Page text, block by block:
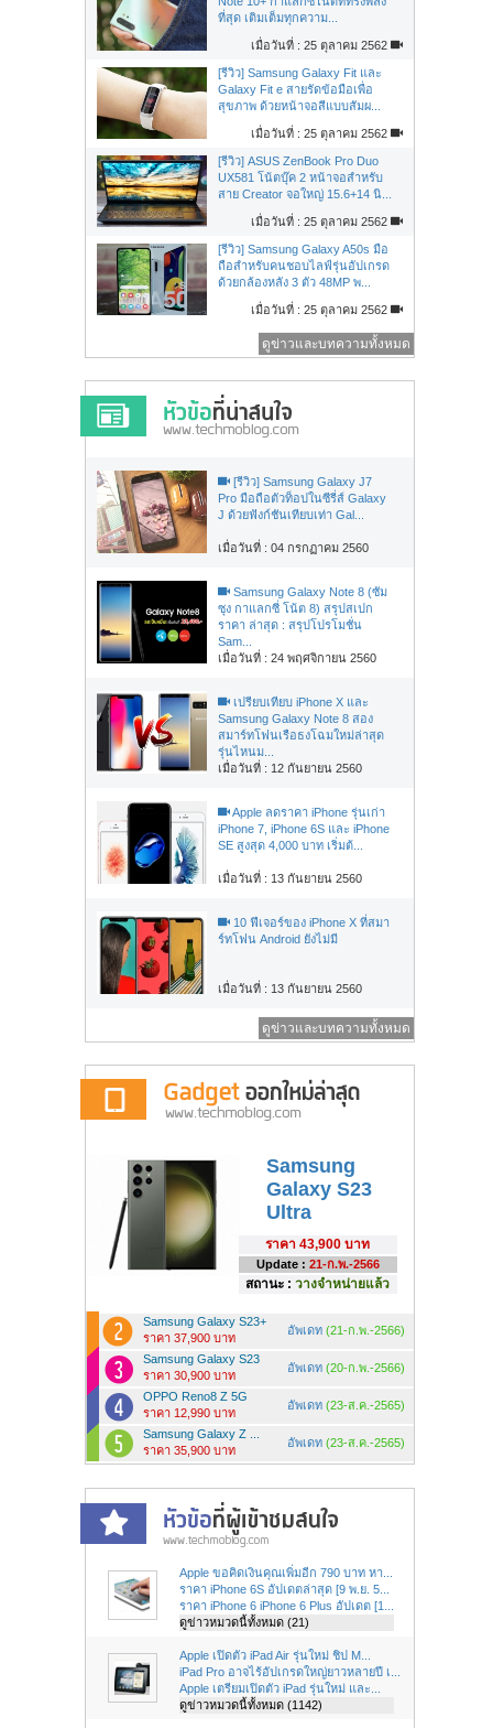
ที่สุด เติมเต็มทุกความ...
เมื่อวันที่ : 25 ตุลาคม 2562
[รีวิว] Samsung Galaxy Fit และ
Galaxy Fit e สายรัดข้อมือเพื่อ
สุขภาพ ด้วยหน้าจอสีแบบสัมผ...
เมื่อวันที่ : 25 ตุลาคม 2562
[รีวิว] ASUS ZenBook Pro Duo
UX581 โน้ตบุ๊ค 2 หน้าจอสำหรับ
สาย Creator จอใหญ่ 15.6+14 นิ...
เมื่อวันที่ : 25 ตุลาคม 2562
[รีวิว] Samsung Galaxy A50s มือ
ถือสำหรับคนชอบไลฟ์รุ่นอัปเกรด
ด้วยกล้องหลัง 3 ตัว 48MP พ...
เมื่อวันที่ : 25 ตุลาคม 2562
ดูข่าวและบทความทั้งหมด
[รีวิว] Samsung Galaxy J7
Pro มือถือตัวท็อปในซีรี่ส์ Galaxy
J ด้วยฟังก์ชันเทียบเท่า Gal...
เมื่อวันที่ : 04 กรกฏาคม 2560
Samsung Galaxy Note 8 (ซัม
ซุง กาแลกซี่ โน้ต 8) สรุปสเปก
ราคา ล่าสุด : สรุปโปรโมชั่น
Sam...
เมื่อวันที่ : 24 พฤศจิกายน 2560
เปรียบเทียบ iPhone X และ
Samsung Galaxy Note 8 สอง
สมาร์ทโฟนเรือธงโฉมใหม่ล่าสุด
รุ่นไหนม...
เมื่อวันที่ : 12 กันยายน 2560
Apple ลดราคา iPhone รุ่นเก่า
iPhone 7, iPhone 6S และ iPhone
SE สูงสุด 4,000 บาท เริ่มต้...
เมื่อวันที่ : 13 กันยายน 2560
10 ฟีเจอร์ของ iPhone X ที่สมา
ร์ทโฟน Android ยังไม่มี
เมื่อวันที่ : 13 กันยายน 2560
ดูข่าวและบทความทั้งหมด
Samsung
Galaxy S23
Ultra
ราคา 43,900 บาท
Update : 21-ก.พ.-2566
สถานะ : วางจำหน่ายแล้ว
Samsung Galaxy S23+
ราคา 37,900 บาท
อัพเดท (21-ก.พ.-2566)
Samsung Galaxy S23
ราคา 30,900 บาท
อัพเดท (20-ก.พ.-2566)
OPPO Reno8 Z 5G
ราคา 12,990 บาท
อัพเดท (23-ส.ค.-2565)
Samsung Galaxy Z ...
ราคา 35,900 บาท
อัพเดท (23-ส.ค.-2565)
Apple ขอคิดเงินคุณเพิ่มอีก 790 บาท หา...
ราคา iPhone 6S อัปเดตล่าสุด [9 พ.ย. 5...
ราคา iPhone 6 iPhone 6 Plus อัปเดต [1...
ดูข่าวหมวดนี้ทั้งหมด (21)
Apple เปิดตัว iPad Air รุ่นใหม่ ชิป M...
iPad Pro อาจไร้อัปเกรดใหญ่ยาวหลายปี เ...
Apple เตรียมเปิดตัว iPad รุ่นใหม่ และ...
ดูข่าวหมวดนี้ทั้งหมด (1142)